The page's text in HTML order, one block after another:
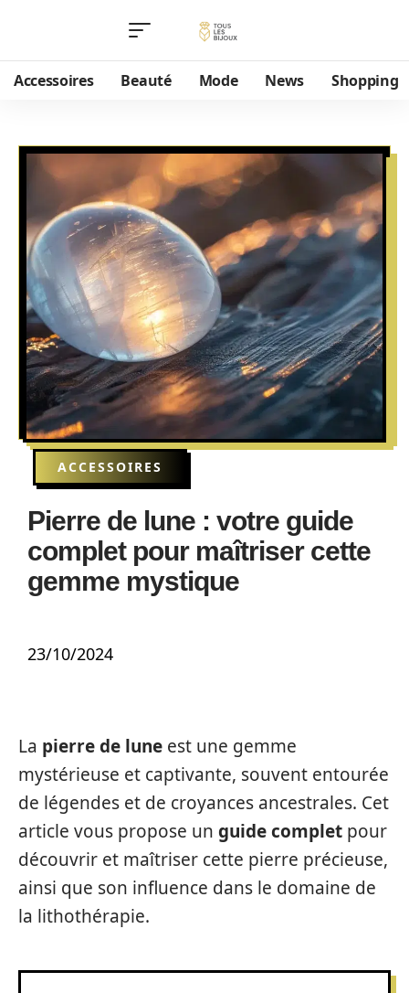
Accessoires Beauté Mode News Shopping
ACCESSOIRES
Pierre de lune : votre guide
complet pour maîtriser cette
gemme mystique
23/10/2024
La pierre de lune est une gemme
mystérieuse et captivante, souvent entourée
de légendes et de croyances ancestrales. Cet
article vous propose un guide complet pour
découvrir et maîtriser cette pierre précieuse,
ainsi que son influence dans le domaine de
la lithothérapie.